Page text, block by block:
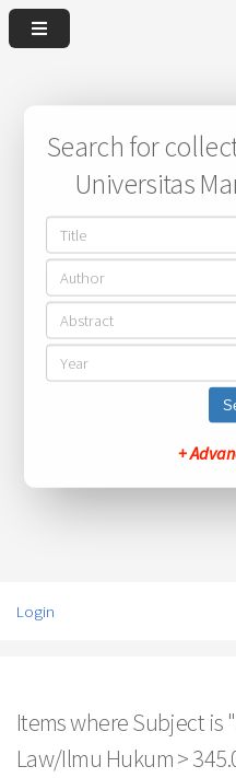
Search for
Universitas
+
Login
Items where Subject is
Law/Ilmu Hukum >